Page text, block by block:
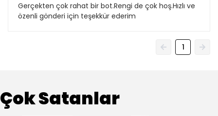
Gerçekten çok rahat bir bot.Rengi de çok hoş.Hızlı ve
özenli gönderi için teşekkür ederim
1
Çok Satanlar